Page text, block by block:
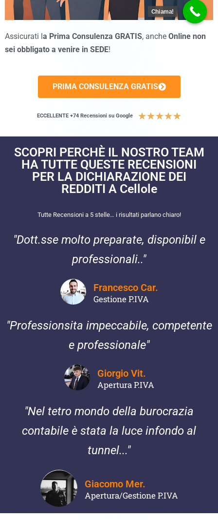
Assicurati la Prima Consulenza GRATIS, anche Online non
sei obbligato a venire in SEDE!
PRIMA CONSULENZA GRATIS
ECCELLENTE +74 Recensioni su Google ★★★★★
SCOPRI PERCHÈ IL NOSTRO TEAM
HA TUTTE QUESTE RECENSIONI
PER LA DICHIARAZIONE DEI
REDDITI A Cellole
Tutte Recensioni a 5 stelle… i risultati parlano chiaro!
"Dott.sse molto preparate, disponibil e
professionali.."
Francesco Car.
Gestione P.IVA
"Professionsita impeccabile, competente
e professionale"
Giorgio Vit.
Apertura P.IVA
"Nel tetro mondo della burocrazia
contabile è stata la luce infondo al
tunnel..."
Giacomo Mer.
Apertura/Gestione P.IVA
Chiama!